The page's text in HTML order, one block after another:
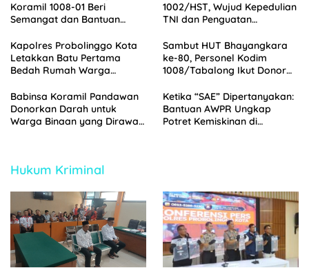
Koramil 1008-01 Beri
Semangat dan Bantuan
1002/HST, Wujud Kepedulian
TNI dan Penguatan
Kapolres Probolinggo Kota
Letakkan Batu Pertama
Bedah Rumah Warga
HUT Bhayangkara ke-80
Sambut HUT Bhayangkara
ke-80, Personel Kodim
1008/Tabalong Ikut Donor
Babinsa Koramil Pandawan
Donorkan Darah untuk
Warga Binaan yang Dirawat
Ketika “SAE” Dipertanyakan:
Bantuan AWPR Ungkap
Potret Kemiskinan di
Hukum Kriminal